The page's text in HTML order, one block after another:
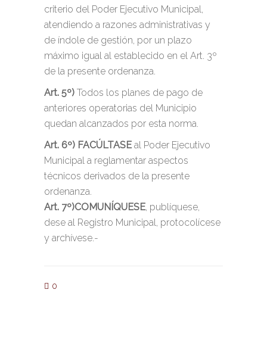
criterio del Poder Ejecutivo Municipal,
atendiendo a razones administrativas y
de índole de gestión, por un plazo
máximo igual al establecido en el Art. 3º
de la presente ordenanza.
Art. 5º) Todos los planes de pago de
anteriores operatorias del Municipio
quedan alcanzados por esta norma.
Art. 6º) FACÚLTASE al Poder Ejecutivo
Municipal a reglamentar aspectos
técnicos derivados de la presente
ordenanza.
Art. 7º)COMUNÍQUESE, publíquese,
dese al Registro Municipal, protocolícese
y archívese.-
0